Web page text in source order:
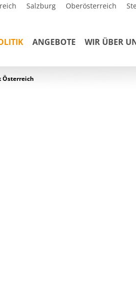
Salzburg Oberösterreich
ANGEBOTE WIR ÜBER